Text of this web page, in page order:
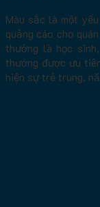
Màu sắc là một
quảng cáo cho
thường là học
thường được ưu
hiện sự trẻ trung,